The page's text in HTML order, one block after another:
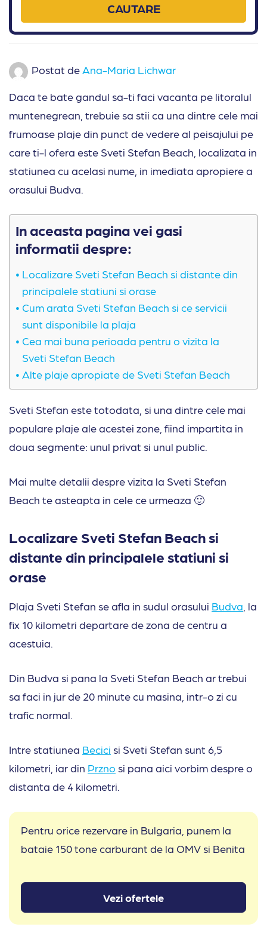
CAUTARE
Postat de Ana-Maria Lichwar
Daca te bate gandul sa-ti faci vacanta pe litoralul
muntenegrean, trebuie sa stii ca una dintre cele mai
frumoase plaje din punct de vedere al peisajului pe
care ti-l ofera este Sveti Stefan Beach, localizata in
statiunea cu acelasi nume, in imediata apropiere a
orasului Budva.
In aceasta pagina vei gasi
informatii despre:
Localizare Sveti Stefan Beach si distante din
principalele statiuni si orase
Cum arata Sveti Stefan Beach si ce servicii
sunt disponibile la plaja
Cea mai buna perioada pentru o vizita la
Sveti Stefan Beach
Alte plaje apropiate de Sveti Stefan Beach
Sveti Stefan este totodata, si una dintre cele mai
populare plaje ale acestei zone, fiind impartita in
doua segmente: unul privat si unul public.
Mai multe detalii despre vizita la Sveti Stefan
Beach te asteapta in cele ce urmeaza 🙂
Localizare Sveti Stefan Beach si
distante din principalele statiuni si
orase
Plaja Sveti Stefan se afla in sudul orasului Budva , la
fix 10 kilometri departare de zona de centru a
acestuia.
Din Budva si pana la Sveti Stefan Beach ar trebui
sa faci in jur de 20 minute cu masina, intr-o zi cu
trafic normal.
Intre statiunea Becici si Sveti Stefan sunt 6,5
kilometri, iar din Przno si pana aici vorbim despre o
distanta de 4 kilometri.
Pentru orice rezervare in Bulgaria, punem la
bataie 150 tone carburant de la OMV si Benita
Vezi ofertele